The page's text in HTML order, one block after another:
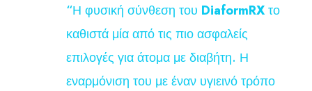
“Η φυσική σύνθεση του DiaformRXτο
καθιστά μία από τις πιο ασφαλείς
επιλογές για άτομα με διαβήτη. Η
εναρμόνιση του με έναν υγιεινό τρόπο